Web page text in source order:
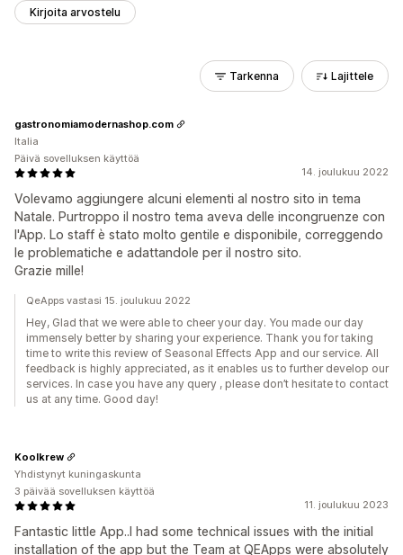
Kirjoita arvostelu
Tarkenna Lajittele
14. joulukuu 2022
Volevamo aggiungere alcuni elementi al nostro sito in tema
Natale. Purtroppo il nostro tema aveva delle incongruenze con
l'App. Lo staff è stato molto gentile e disponibile, correggendo
le problematiche e adattandole per il nostro sito.
Grazie mille!
gastronomiamodernashop.com
Italia
Päivä sovelluksen käyttöä
QeApps vastasi 15. joulukuu 2022
Hey, Glad that we were able to cheer your day. You made our day
immensely better by sharing your experience. Thank you for taking
time to write this review of Seasonal Effects App and our service. All
feedback is highly appreciated, as it enables us to further develop our
services. In case you have any query , please don’t hesitate to contact
us at any time. Good day!
11. joulukuu 2023
Fantastic little App..I had some technical issues with the initial
installation of the app but the Team at QEApps were absolutely
Koolkrew
Yhdistynyt kuningaskunta
3 päivää sovelluksen käyttöä